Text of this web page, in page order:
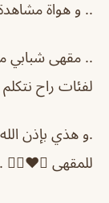
.. و هواة
.. مقهى شبابي
لفئات راح
.و هذي بإذن
للمقهى 😎♥️👍🏻 .